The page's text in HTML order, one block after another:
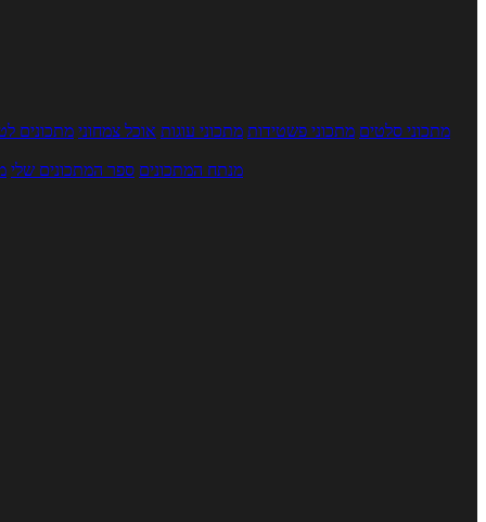
מתכוני סלטים מתכוני פשטידות מתכוני עוגות אוכל צמחוני מתכונים
מנתח המתכונים ספר המתכונים שלי